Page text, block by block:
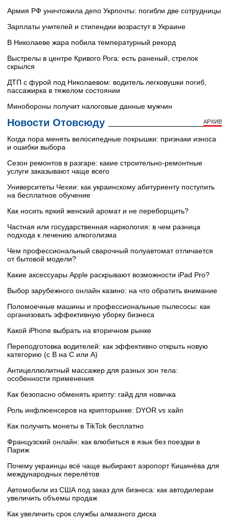
Армия РФ уничтожила депо Укрпочты: погибли две сотрудницы
Зарплаты учителей и стипендии возрастут в Украине
В Николаеве жара побила температурный рекорд
Выстрелы в центре Кривого Рога: есть раненый, стрелок
скрылся
ДТП с фурой под Николаевом: водитель легковушки погиб,
пассажирка в тяжелом состоянии
Минобороны получит налоговые данные мужчин
Новости Отовсюду АРХИВ
Когда пора менять велосипедные покрышки: признаки износа
и ошибки выбора
Сезон ремонтов в разгаре: какие строительно-ремонтные
услуги заказывают чаще всего
Университеты Чехии: как украинскому абитуриенту поступить
на бесплатное обучение
Как носить яркий женский аромат и не переборщить?
Частная или государственная наркология: в чем разница
подхода к лечению алкоголизма
Чем профессиональный сварочный полуавтомат отличается
от бытовой модели?
Какие аксессуары Apple раскрывают возможности iPad Pro?
Выбор зарубежного онлайн казино: на что обратить внимание
Поломоечные машины и профессиональные пылесосы: как
организовать эффективную уборку бизнеса
Какой iPhone выбрать на вторичном рынке
Переподготовка водителей: как эффективно открыть новую
категорию (с B на C или А)
Антицеллюлитный массажер для разных зон тела:
особенности применения
Как безопасно обменять крипту: гайд для новичка
Роль инфлюенсеров на крипторынке: DYOR vs хайп
Как получить монеты в TikTok бесплатно
Французский онлайн: как влюбиться в язык без поездки в
Париж
Почему украинцы всё чаще выбирают аэропорт Кишинёва для
международных перелётов
Автомобили из США под заказ для бизнеса: как автодилерам
увеличить объемы продаж
Как увеличить срок службы алмазного диска